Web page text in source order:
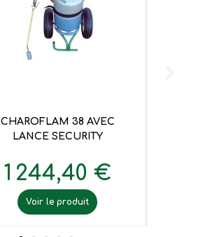
CHAROFLAM 38 AVEC
LANCE SECURITY
1 244,40 €
Voir le produit